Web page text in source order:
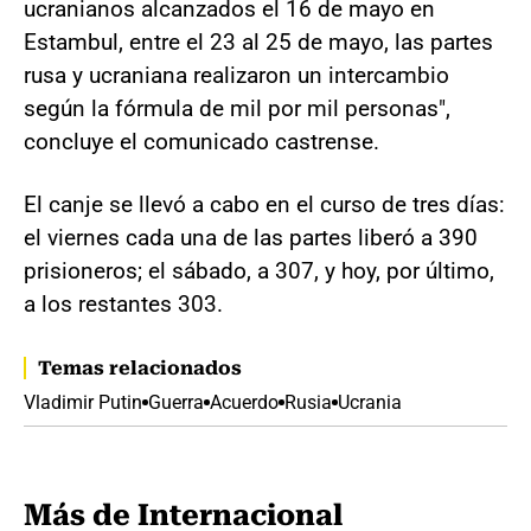
ucranianos alcanzados el 16 de mayo en
Estambul, entre el 23 al 25 de mayo, las partes
rusa y ucraniana realizaron un intercambio
según la fórmula de mil por mil personas",
concluye el comunicado castrense.
El canje se llevó a cabo en el curso de tres días:
el viernes cada una de las partes liberó a 390
prisioneros; el sábado, a 307, y hoy, por último,
a los restantes 303.
Temas relacionados
Vladimir Putin Guerra Acuerdo Rusia Ucrania
Más de Internacional